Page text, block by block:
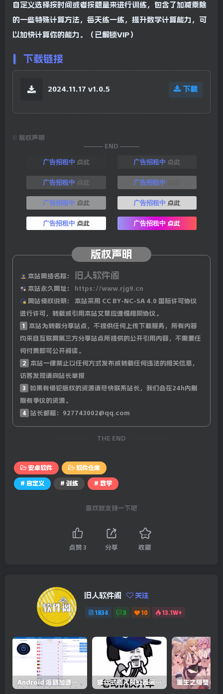
自定义选择按时间或者按题量来进行训练，包含了加减乘除
的一些特殊计算方法，每天练一练，提升数学计算能力，可
以加快计算你的能力。（已解锁VIP）
下载链接
2024.11.17 v1.0.5 下载
© 版权声明
——— END ———
广告招租中 点此 广告招租中 点此
广告招租中 点此 广告招租中
广告招租中 点此 广告招租中 点此
广告招租中 点此 广告招租中 点此
版权声明
本站网络名称： 旧人软件阁
本站永久网址：
https://www.rjg9.cn
网站侵权说明：
本站采用 CC BY-NC-SA 4.0 国际许可协议
进行许可，转载或引用本站文章应遵循相同协议。
1
本站为转载分享站点，不提供任何上传下载服务，所有内容
均来自互联网第三方分享站点所提供的公开引用内容，不需要任
何付费即可公开阅读。
2
本站一律禁止以任何方式发布或转载任何违法的相关信息，
访客发现请向站长举报
3
如果有侵犯版权的资源请尽快联系站长，我们会在24h内删
除有争议的资源。
4 站长邮箱：927743002@qq.com
THE END
安卓软件 软件仓库
# 自定义 # 训练 # 数学
喜欢就支持一下吧
点赞 3 分享 收藏
旧人软件阁 关注
1834 3 10 13.1W+
Android 海鸥加速器v6.6.3(解锁会员) 螺丝式插入模拟器第5代/NejicomiSimulator.Vol.5.v1.0.2